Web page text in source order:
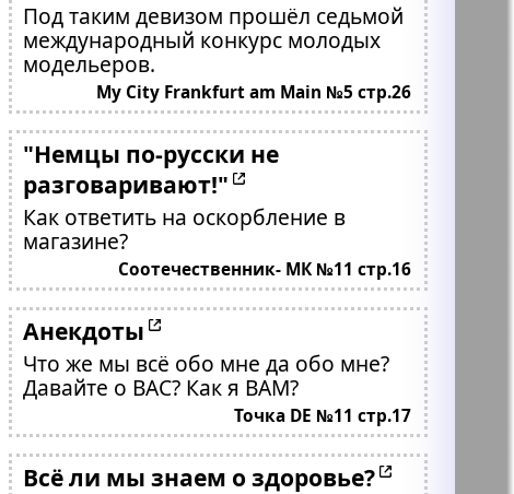
Под таким девизом прошёл седьмой
международный конкурс молодых
модельеров.
My City Frankfurt am Main №5 стр.26
"Немцы по-русски не
разговаривают!"
Как ответить на оскорбление в
магазине?
Соотечественник- МК №11 стр.16
Анекдоты
Что же мы всё обо мне да обо мне?
Давайте о ВАС? Как я ВАМ?
Точка DE №11 стр.17
Всё ли мы знаем о здоровье?